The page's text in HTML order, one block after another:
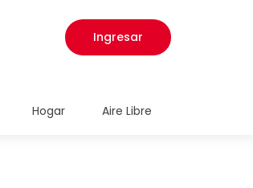
Ingresar
Hogar Aire Libre